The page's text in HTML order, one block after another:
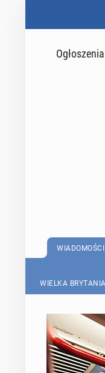
Ogłoszenia
WIADOMOŚCI
WIELKA BRYTANIA